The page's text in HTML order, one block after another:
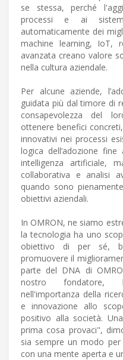
se stessa, perché
processi e ai
automaticamente dei
machine learning, IoT,
avanzata creano valore
nella cultura aziendale.
Per alcune aziende,
guidata più dal timore di
consapevolezza del
ottenere benefici
innovativi nei processi
logica dell’adozione
intelligenza artificiale,
collaborativa e analisi
quando sono
obiettivi aziendali.
In OMRON, ne siamo
la tecnologia ha uno
obiettivo di per sé,
promuovere il
parte del DNA di
nostro fondatore,
nell'importanza della
e innovazione allo
positivo alla società.
prima cosa provaci",
sia sempre un modo
con una mente aperta e